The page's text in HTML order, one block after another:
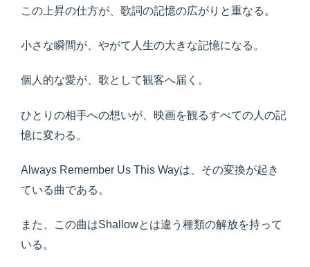
この上昇の仕方が、歌詞の記憶の広がりと重なる。
小さな瞬間が、やがて人生の大きな記憶になる。
個人的な愛が、歌として観客へ届く。
ひとりの相手への想いが、映画を観るすべての人の記
憶に変わる。
Always Remember Us This Wayは、その変換が起き
ている曲である。
また、この曲はShallowとは違う種類の解放を持って
いる。